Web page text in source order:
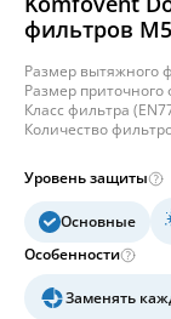
фильтров
Размер вытяжного
Размер приточного
Класс фильтра
Количество
Уровень защиты
Основные
Особенности
Заменять